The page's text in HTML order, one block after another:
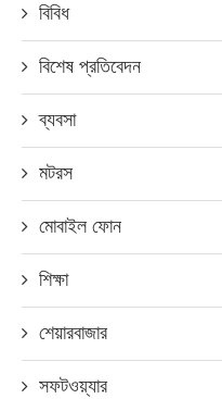
বিবিধ
বিশেষ প্রতিবেদন
ব্যবসা
মটরস
মোবাইল ফোন
শিক্ষা
শেয়ারবাজার
সফটওয়্যার